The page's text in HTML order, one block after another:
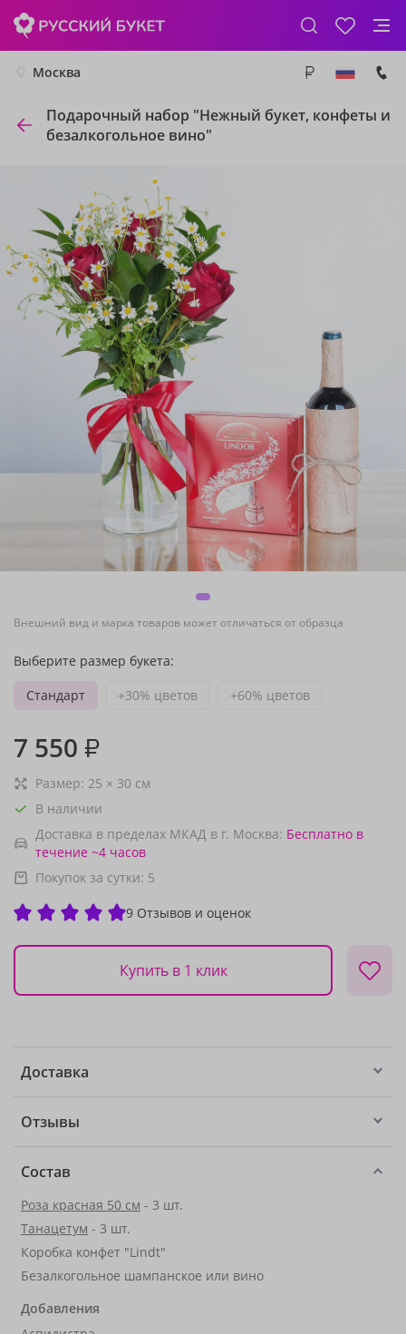
Москва
Подарочный набор "Нежный букет, конфеты и
безалкогольное вино"
Внешний вид и марка товаров может отличаться от образца
Выберите размер букета:
Стандарт
+30% цветов +60% цветов
7 550 ₽
Размер: 25 × 30 см
В наличии
Доставка в пределах МКАД в г. Москва: Бесплатно в
течение ~4 часов
Покупок за сутки: 5
9 Отзывов и оценок
Купить в 1 клик
Доставка
Отзывы
Состав
Роза красная 50 см - 3 шт.
Танацетум - 3 шт.
Коробка конфет "Lindt"
Безалкогольное шампанское или вино
Добавления